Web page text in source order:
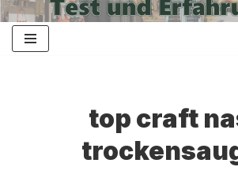
Zum
top craft